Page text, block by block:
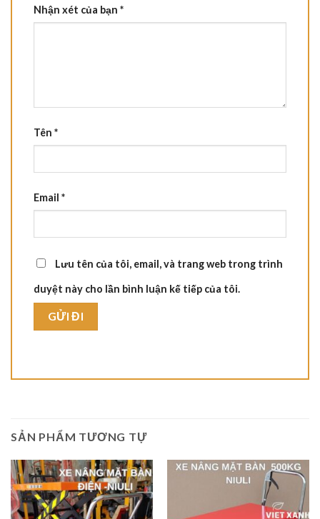
Nhận xét của bạn *
Tên *
Email *
Lưu tên của tôi, email, và trang web trong trình
duyệt này cho lần bình luận kế tiếp của tôi.
SẢN PHẨM TƯƠNG TỰ